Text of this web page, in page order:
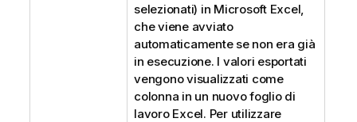
selezionati) in Microsoft Excel,
che viene avviato
automaticamente se non era già
in esecuzione. I valori esportati
vengono visualizzati come
colonna in un nuovo foglio di
lavoro Excel. Per utilizzare